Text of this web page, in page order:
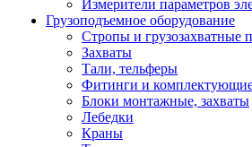
Измерители параметров
Грузоподъемное оборудование
Стропы и грузозахватные
Захваты
Тали, тельферы
Фитинги и
Блоки монтажные, захваты
Лебедки
Краны